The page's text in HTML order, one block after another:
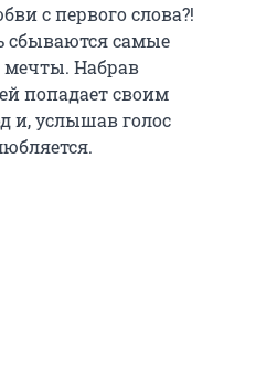
с первого слова?!
сбываются самые
Набрав
попадает своим
и, услышав голос